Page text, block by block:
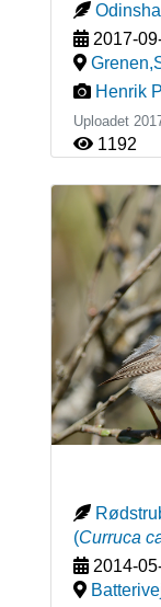
2017-
Henrik
Uploadet
1192
(Curruca
2014-